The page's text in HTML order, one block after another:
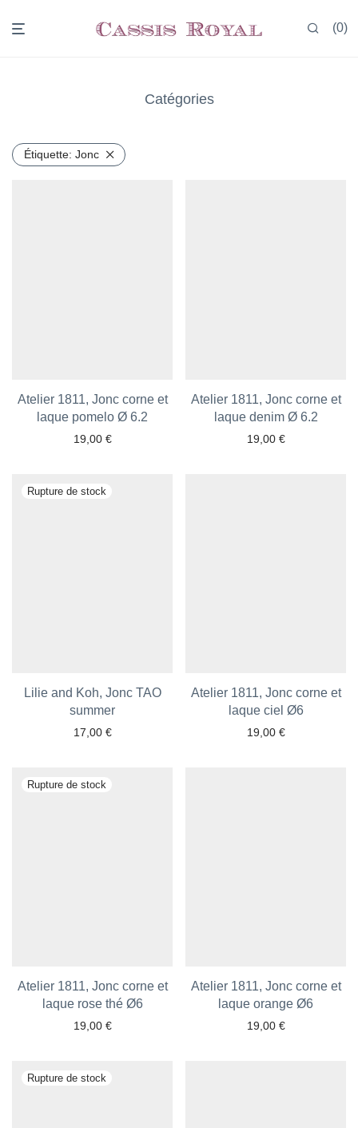
0
Catégories
Étiquette: Jonc
Atelier 1811, Jonc corne et
laque pomelo Ø 6.2
19,00 €
Atelier 1811, Jonc corne et
laque denim Ø 6.2
19,00 €
Lilie and Koh, Jonc TAO
summer
17,00 €
Atelier 1811, Jonc corne et
laque ciel Ø6
19,00 €
Atelier 1811, Jonc corne et
laque rose thé Ø6
19,00 €
Atelier 1811, Jonc corne et
laque orange Ø6
19,00 €